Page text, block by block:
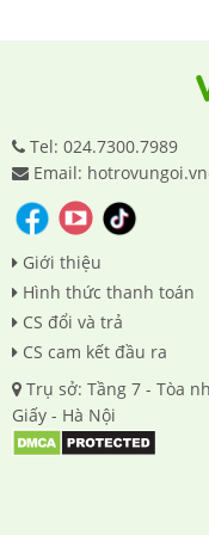
Tel: 024.7300.7989
Email:
Giới thiệu
Hình thức thanh toán
CS đổi và trả
CS cam kết đầu ra
Trụ sở: Tầng 7 - Tòa
Giấy - Hà Nội